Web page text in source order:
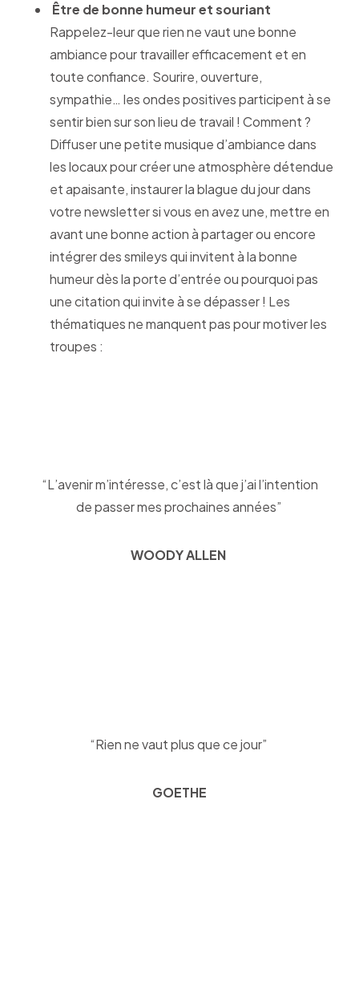
Être de bonne humeur et souriant
Rappelez-leur que rien ne vaut une bonne
ambiance pour travailler efficacement et en
toute confiance. Sourire, ouverture,
sympathie… les ondes positives participent à se
sentir bien sur son lieu de travail ! Comment ?
Diffuser une petite musique d’ambiance dans
les locaux pour créer une atmosphère détendue
et apaisante, instaurer la blague du jour dans
votre newsletter si vous en avez une, mettre en
avant une bonne action à partager ou encore
intégrer des smileys qui invitent à la bonne
humeur dès la porte d’entrée ou pourquoi pas
une citation qui invite à se dépasser ! Les
thématiques ne manquent pas pour motiver les
troupes :
“L’avenir m’intéresse, c’est là que j’ai l’intention
de passer mes prochaines années”
WOODY ALLEN
“Rien ne vaut plus que ce jour”
GOETHE